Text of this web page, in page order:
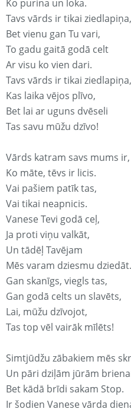
Ko purina un loka.
Tavs vārds ir tikai ziedlapiņa,
Bet vienu gan Tu vari,
To gadu gaitā godā celt
Ar visu ko vien dari.
Tavs vārds ir tikai ziedlapiņa,
Kas laika vējos plīvo,
Bet lai ar uguns dvēseli
Tas savu mūžu dzīvo!
Vārds katram savs mums ir,
Ko māte, tēvs ir licis.
Vai pašiem patīk tas,
Vai tikai neapnicis.
Vanese Tevi godā ceļ,
Ja proti viņu valkāt,
Un tādēļ Tavējam
Mēs varam dziesmu dziedāt.
Gan skanīgs, viegls tas,
Gan godā celts un slavēts,
Lai, mūžu dzīvojot,
Tas top vēl vairāk mīlēts!
Simtjūdžu zābakiem mēs
Un pāri dziļām jūrām
Bet kādā brīdi sakam Stop.
Ir šodien Vanese vārda